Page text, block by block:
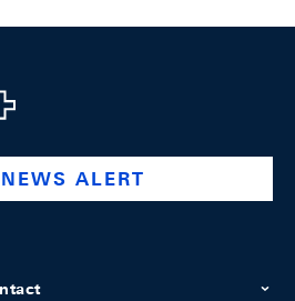
company/swiss-national-
@swissnationalbank
ALERT